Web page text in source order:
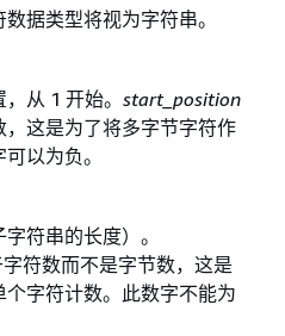
据类型将视为字符串。
从 1 开始。 start_position
这是为了将多字节字符作
以为负。
符串的长度）。
符数而不是字节数，这是
字符计数。此数字不能为